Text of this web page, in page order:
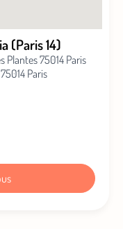
(Paris 14)
Plantes 75014 Paris
Paris